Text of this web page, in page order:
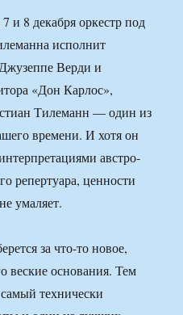
и 8 декабря оркестр под
исполнит
Верди и
«Дон Карлос»,
Тилеманн — один из
времени. И хотя он
австро-
репертуара, ценности
умаляет.
за что-то новое,
веские основания. Тем
технически